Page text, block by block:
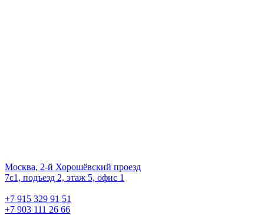
Москва, 2-й Хорошёвский проезд
7с1, подъезд 2, этаж 5, офис 1
+7 915 329 91 51
+7 903 111 26 66